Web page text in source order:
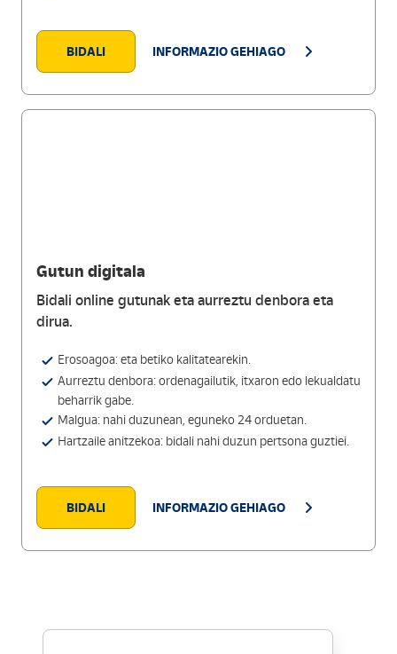
BIDALI INFORMAZIO GEHIAGO
Gutun digitala
Bidali online gutunak eta aurreztu denbora eta
dirua.
Erosoagoa: eta betiko kalitatearekin.
Aurreztu denbora: ordenagailutik, itxaron edo lekualdatu
beharrik gabe.
Malgua: nahi duzunean, eguneko 24 orduetan.
Hartzaile anitzekoa: bidali nahi duzun pertsona guztiei.
BIDALI INFORMAZIO GEHIAGO